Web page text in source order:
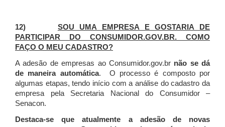
12) SOU UMA EMPRESA E GOSTARIA DE
PARTICIPAR DO CONSUMIDOR.GOV.BR. COMO
FAÇO O MEU CADASTRO?
A adesão de empresas ao Consumidor.gov.br não se dá
de maneira automática. O processo é composto por
algumas etapas, tendo início com a análise do cadastro da
empresa pela Secretaria Nacional do Consumidor –
Senacon.
Destaca-se que atualmente a adesão de novas